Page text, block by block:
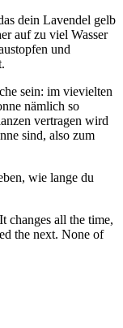
dein Lavendel gelb
auf zu viel Wasser
und
sein: im vievielten
nämlich so
vertragen wird
sind, also zum
wie lange du
changes all the time,
the next. None of